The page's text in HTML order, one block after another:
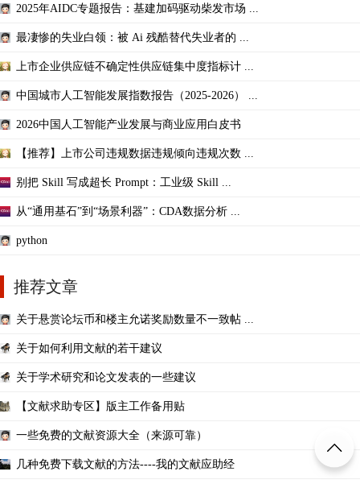
2025年AIDC专题报告：基建加码驱动柴发市场 ...
最凄惨的失业白领：被 Ai 残酷替代失业者的 ...
上市企业供应链不确定性供应链集中度指标计 ...
中国城市人工智能发展指数报告（2025-2026） ...
2026中国人工智能产业发展与商业应用白皮书
【推荐】上市公司违规数据违规倾向违规次数 ...
别把 Skill 写成超长 Prompt：工业级 Skill ...
从“通用基石”到“场景利器”：CDA数据分析 ...
python
推荐文章
关于悬赏论坛币和楼主允诺奖励数量不一致帖 ...
关于如何利用文献的若干建议
关于学术研究和论文发表的一些建议
【文献求助专区】版主工作备用贴
一些免费的文献资源大全（来源可靠）
几种免费下载文献的方法----我的文献应助经